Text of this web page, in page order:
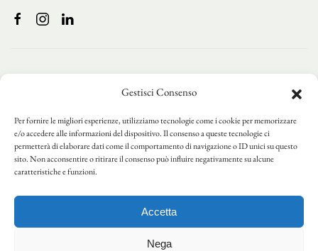
Gestisci Consenso
Per fornire le migliori esperienze, utilizziamo tecnologie come i cookie per memorizzare
e/o accedere alle informazioni del dispositivo. Il consenso a queste tecnologie ci
permetterà di elaborare dati come il comportamento di navigazione o ID unici su questo
sito. Non acconsentire o ritirare il consenso può influire negativamente su alcune
caratteristiche e funzioni.
Accetta
Nega
Privacy Policy Cookie Policy